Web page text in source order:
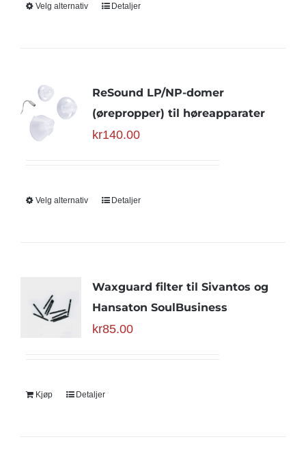
Velg alternativ Detaljer
ReSound LP/NP-domer
(ørepropper) til høreapparater
kr140.00
Velg alternativ Detaljer
Waxguard filter til Sivantos og
Hansaton SoulBusiness
kr85.00
Kjøp Detaljer